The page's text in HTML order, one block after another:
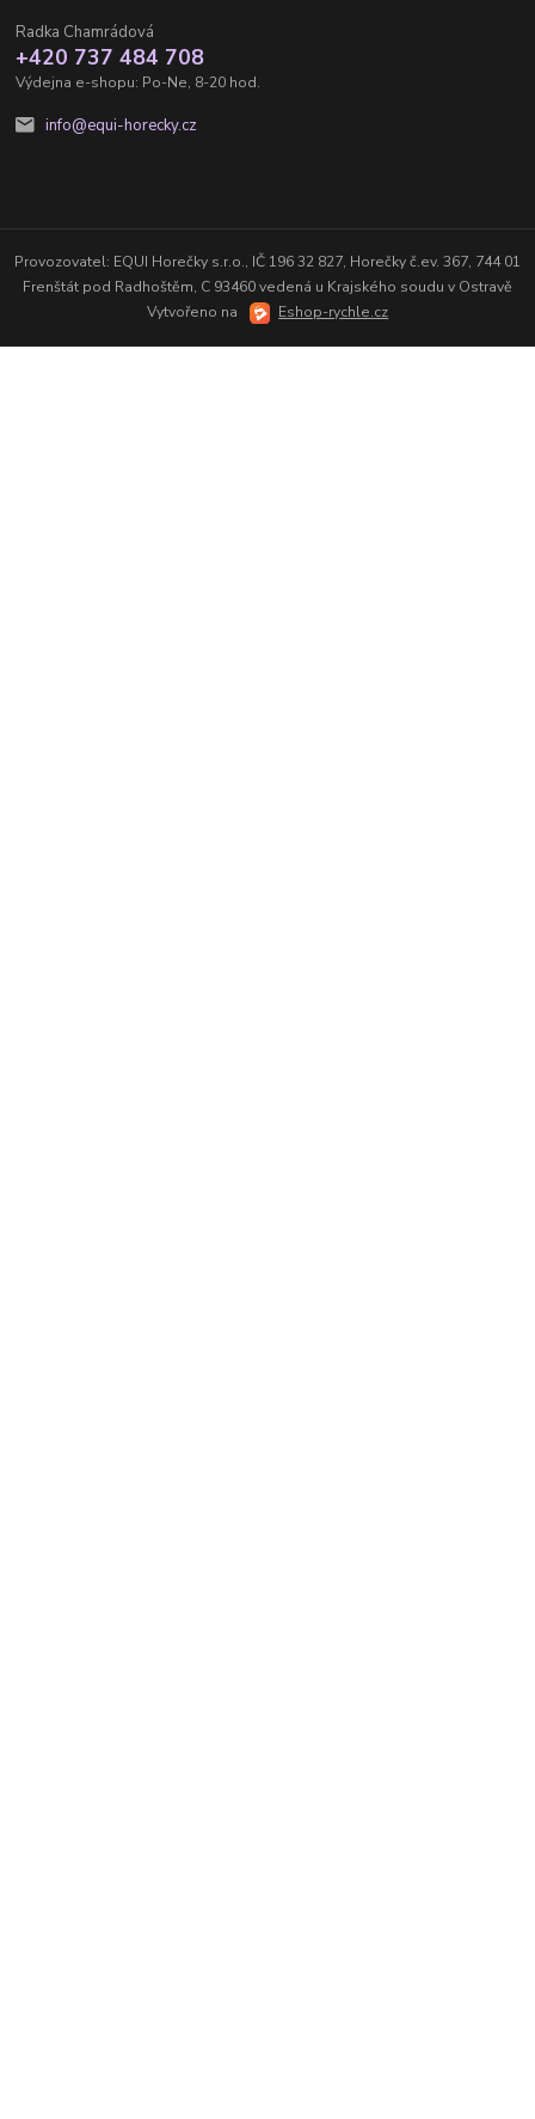
Radka Chamrádová
+420 737 484 708
Výdejna e-shopu: Po-Ne, 8-20 hod.
info@equi-horecky.cz
Provozovatel: EQUI Horečky s.r.o., IČ 196 32 827, Horečky č.ev. 367, 744 01
Frenštát pod Radhoštěm, C 93460 vedená u Krajského soudu v Ostravě
Vytvořeno na
Eshop-rychle.cz